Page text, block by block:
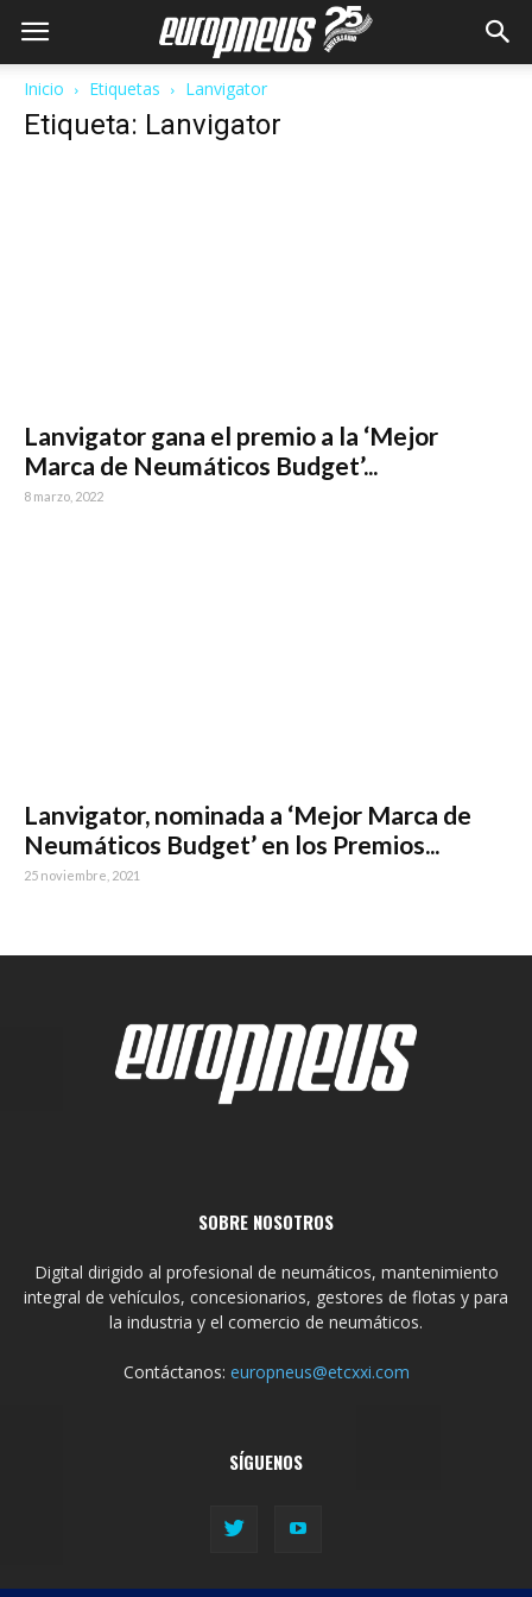
Inicio Etiquetas Lanvigator
Etiqueta: Lanvigator
Lanvigator gana el premio a la ‘Mejor
Marca de Neumáticos Budget’...
8 marzo, 2022
Lanvigator, nominada a ‘Mejor Marca de
Neumáticos Budget’ en los Premios...
25 noviembre, 2021
SOBRE NOSOTROS
Digital dirigido al profesional de neumáticos, mantenimiento
integral de vehículos, concesionarios, gestores de flotas y para
la industria y el comercio de neumáticos.
Contáctanos: europneus@etcxxi.com
SÍGUENOS